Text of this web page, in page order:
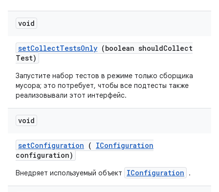
void
setCollectTestsOnly (boolean shouldCollect
Test)
Запустите набор тестов в режиме только сборщика
мусора; это потребует, чтобы все подтесты также
реализовывали этот интерфейс.
void
setConfiguration ( IConfiguration
configuration)
Внедряет используемый объект IConfiguration .